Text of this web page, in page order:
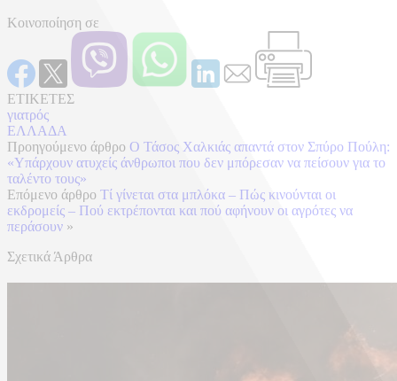
Κοινοποίηση σε
ΕΤΙΚΕΤΕΣ
γιατρός
ΕΛΛΑΔΑ
Προηγούμενο άρθρο Ο Τάσος Χαλκιάς απαντά στον Σπύρο Πούλη:
«Υπάρχουν ατυχείς άνθρωποι που δεν μπόρεσαν να πείσουν για το
ταλέντο τους»
Επόμενο άρθρο Τί γίνεται στα μπλόκα – Πώς κινούνται οι
εκδρομείς – Πού εκτρέπονται και πού αφήνουν οι αγρότες να
περάσουν »
Σχετικά Άρθρα